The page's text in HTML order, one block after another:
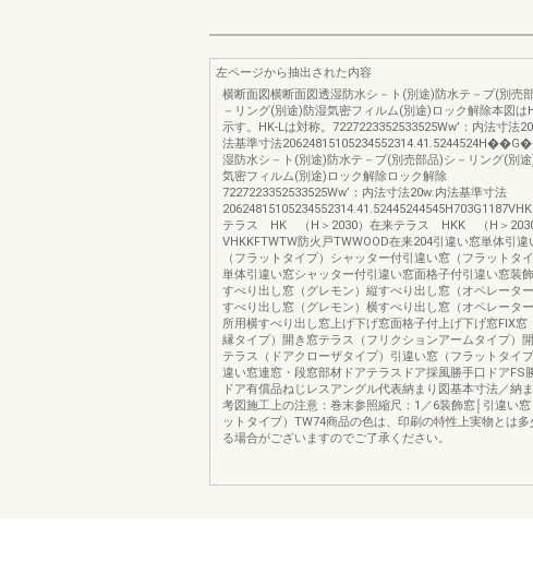
左ページから抽出された内容
横断面図横断面図透湿防水シ－ト(別途)防水テ－プ(別売
－リング(別途)防湿気密フィルム(別途)ロック解除本図は
示す。HK-Lは対称。7227223352533525Ww’：内法寸法
法基準寸法
湿防水シ－ト(別途)防水テ－プ(別売部品)シ－リング(別
気密フィルム(別途)ロック解除ロック解除
7227223352533525Ww’：内法寸法20w:内法基準寸法
テラス HK （H＞2030）在来テラス HKK （H＞2030
VHKKFTWTW防火戸TWWOOD在来204引違い窓単体引違
（フラットタイプ）シャッター付引違い窓（フラットタイ
単体引違い窓シャッター付引違い窓面格子付引違い窓装
すべり出し窓（グレモン）縦すべり出し窓（オペレータ
すべり出し窓（グレモン）横すべり出し窓（オペレータ
所用横すべり出し窓上げ下げ窓面格子付上げ下げ窓FIX窓
縁タイプ）開き窓テラス（フリクションアームタイプ）
テラス（ドアクローザタイプ）引違い窓（フラットタイ
違い窓連窓・段窓部材ドアテラスドア採風勝手口ドアFS
ドア有償品ねじレスアングル代表納まり図基本寸法／納
考図施工上の注意：巻末参照縮尺：1／6装飾窓│引違い窓
ットタイプ）TW74商品の色は、印刷の特性上実物とは多
る場合がございますのでご了承ください。